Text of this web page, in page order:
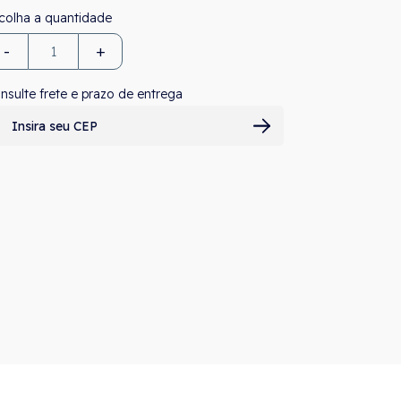
- +
frete e prazo de entrega